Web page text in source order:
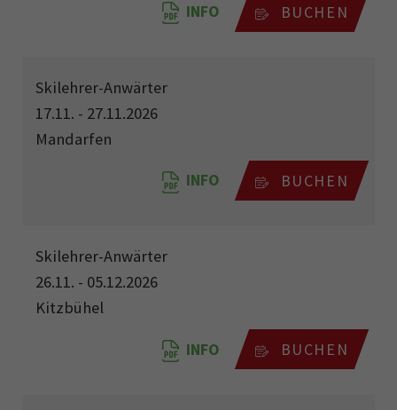
INFO BUCHEN
Skilehrer-Anwärter
17.11. - 27.11.2026
Mandarfen
INFO BUCHEN
Skilehrer-Anwärter
26.11. - 05.12.2026
Kitzbühel
INFO BUCHEN